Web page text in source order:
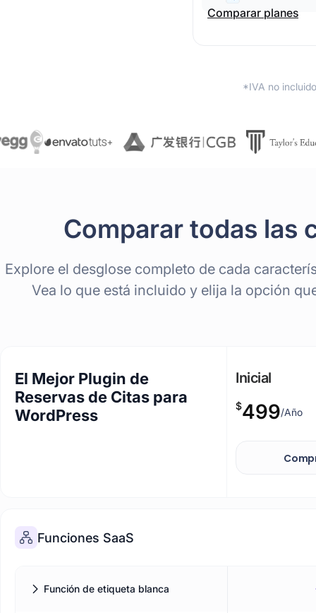
Comparar planes
*IVA no
Comparar todas las
Explore el desglose completo de cada
Vea lo que está incluido y elija la opción
El Mejor Plugin de
Reservas de Citas para
WordPress
Inicial
$499/Año
Funciones SaaS
Función de etiqueta blanca